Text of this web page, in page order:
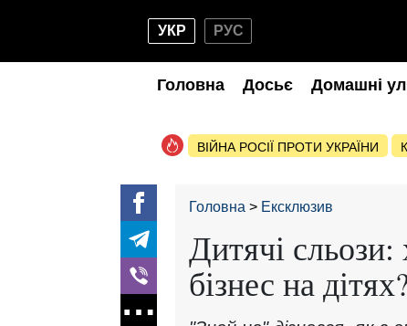
УКР РУС
Головна Досьє Домашні
ВІЙНА РОСІЇ ПРОТИ УКРАЇНИ
Головна Ексклюзив
Дитячі сльози:
бізнес на